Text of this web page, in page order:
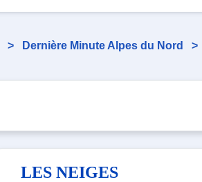
> Dernière Minute Alpes du Nord >
LES NEIGES